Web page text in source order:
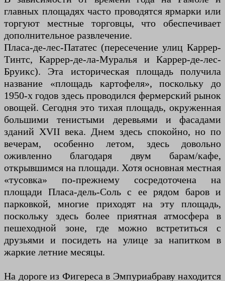
главных площадях часто проводятся ярмарки или
торгуют местные торговцы, что обеспечивает
дополнительное развлечение.
Пласа-де-лес-Пататес (пересечение улиц Каррер-
Тинтс, Каррер-де-ла-Муралья и Каррер-де-лес-
Бруикс). Эта историческая площадь получила
название «площадь картофеля», поскольку до
1950-х годов здесь проводился фермерский рынок
овощей. Сегодня это тихая площадь, окруженная
большими тенистыми деревьями и фасадами
зданий XVII века. Днем здесь спокойно, но по
вечерам, особенно летом, здесь довольно
оживленно благодаря двум барам/кафе,
открывшимся на площади. Хотя основная местная
«тусовка» по-прежнему сосредоточена на
площади Пласа-дель-Соль с ее рядом баров и
парковкой, многие приходят на эту площадь,
поскольку здесь более приятная атмосфера в
пешеходной зоне, где можно встретиться с
друзьями и посидеть на улице за напитком в
жаркие летние месяцы.
На дороге из Фигереса в Эмпуриабраву находится